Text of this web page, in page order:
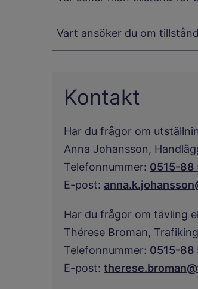
Vart ansöker du om
Kontakt
Har du frågor om
Anna Johansson,
Telefonnummer: 0515-88
E-post:
Har du frågor om tävling
Thérese Broman,
Telefonnummer: 0515-88
E-post: